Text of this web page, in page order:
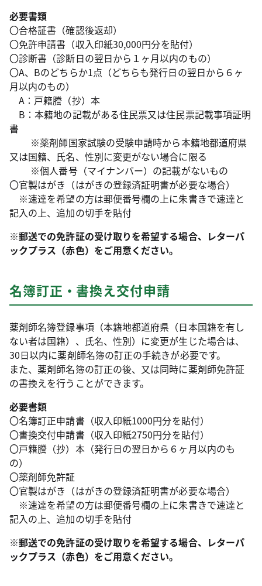
必要書類
〇合格証書（確認後返却）
〇免許申請書（収入印紙30,000円分を貼付）
〇診断書（診断日の翌日から１ヶ月以内のもの）
〇A、Bのどちらか1点（どちらも発行日の翌日から６ヶ
月以内のもの）
A：戸籍謄（抄）本
B：本籍地の記載がある住民票又は住民票記載事項証明
書
※薬剤師国家試験の受験申請時から本籍地都道府県
又は国籍、氏名、性別に変更がない場合に限る
※個人番号（マイナンバー）の記載がないもの
〇官製はがき（はがきの登録済証明書が必要な場合）
※速達を希望の方は郵便番号欄の上に朱書きで速達と
記入の上、追加の切手を貼付
※郵送での免許証の受け取りを希望する場合、レターパ
ックプラス（赤色）をご用意ください。
名簿訂正・書換え交付申請
薬剤師名簿登録事項（本籍地都道府県（日本国籍を有し
ない者は国籍）、氏名、性別）に変更が生じた場合は、
30日以内に薬剤師名簿の訂正の手続きが必要です。
また、薬剤師名簿の訂正の後、又は同時に薬剤師免許証
の書換えを行うことができます。
必要書類
〇名簿訂正申請書（収入印紙1000円分を貼付）
〇書換交付申請書（収入印紙2750円分を貼付）
〇戸籍謄（抄）本（発行日の翌日から６ヶ月以内のも
の）
〇薬剤師免許証
〇官製はがき（はがきの登録済証明書が必要な場合）
※速達を希望の方は郵便番号欄の上に朱書きで速達と
記入の上、追加の切手を貼付
※郵送での免許証の受け取りを希望する場合、レターパ
ックプラス（赤色）をご用意ください。